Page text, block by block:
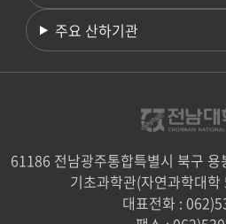
주요 산하기관
61186 전남광주통합특별시 북구
기초과학관(자연과학대
대표전화 :